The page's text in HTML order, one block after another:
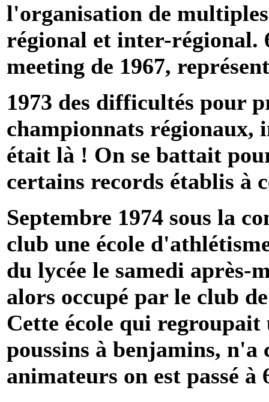
l'organisation de
régional et inter-régional.
meeting de 1967,
1973 des difficultés pour
championnats
était là ! On se battait
certains records établis à
Septembre 1974 sous la
club une école
du lycée le samedi
alors occupé par le club
Cette école qui
poussins à benjamins, n'a
animateurs on est passé